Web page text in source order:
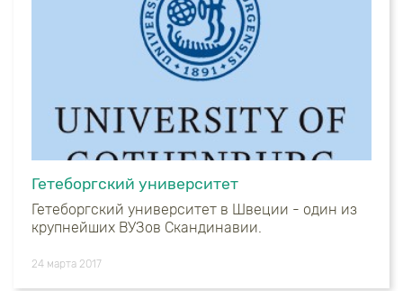
Гетеборгский университет
Гетеборгский университет в Швеции - один из
крупнейших ВУЗов Скандинавии.
24 марта 2017